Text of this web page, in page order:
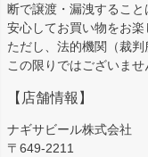
断で譲渡・漏洩すること
安心してお買い物をお楽
ただし、法的機関（裁
この限りではございませ
【店舗情報】
ナギサビール株式会社
〒649-2211